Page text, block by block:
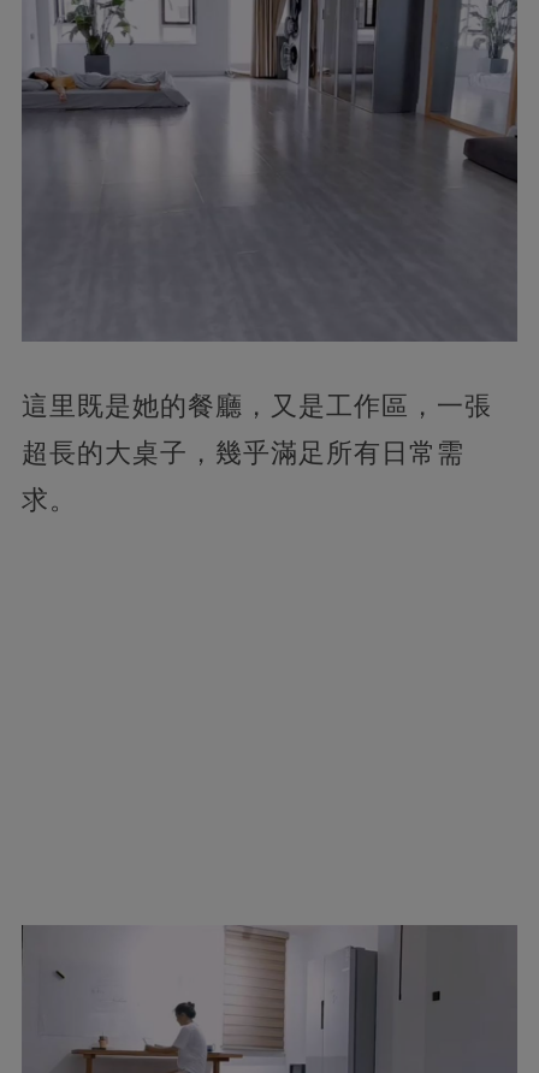
這里既是她的餐廳，又是工作區，一張
超長的大桌子，幾乎滿足所有日常需
求。